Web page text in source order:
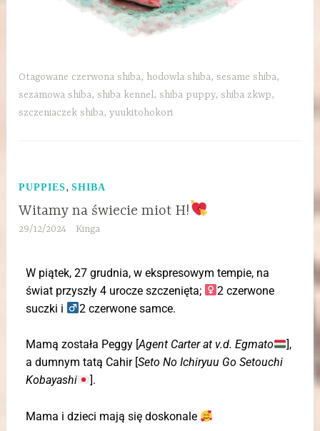
Otagowane czerwona shiba, hodowla shiba,sesame shiba,
sezamowa shiba,shiba kennel,shiba puppy,shiba zkwp,
szczeniaczek shiba,yuukitohokori
PUPPIES,SHIBA
Witamy na świecie miot H!
29/12/2024 Kinga
W piątek, 27 grudnia, w ekspresowym tempie, na
świat przyszły 4 urocze szczenięta;
2 czerwone
suczki i
2 czerwone samce.
Mamą została Peggy [Agent Carter at v.d. Egmato
],
a dumnym tatą Cahir [Seto No Ichiryuu Go Setouchi
Kobayashi
].
Mama i dzieci mają się doskonale